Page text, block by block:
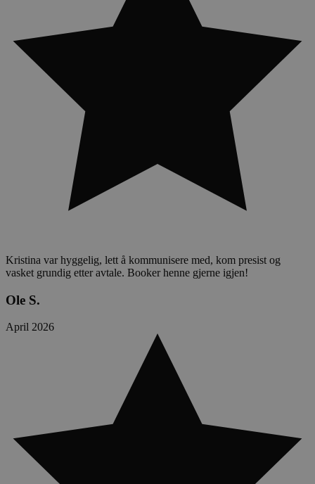
Kristina var hyggelig, lett å kommunisere med, kom presist og
vasket grundig etter avtale. Booker henne gjerne igjen!
Ole S.
April 2026